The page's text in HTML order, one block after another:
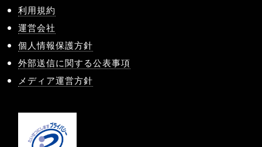
利用規約
運営会社
個人情報保護方針
外部送信に関する公表事項
メディア運営方針